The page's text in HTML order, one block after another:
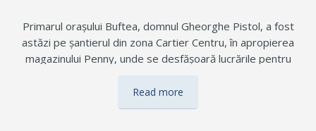
Primarul orașului Buftea, domnul Gheorghe Pistol, a fost
astăzi pe șantierul din zona Cartier Centru, în apropierea
magazinului Penny, unde se desfășoară lucrările pentru
stadiului lucrărilor și a modului de organizare a intervențiilor din
teren, proiectul fiind unul important pentru fluidizarea
Read more